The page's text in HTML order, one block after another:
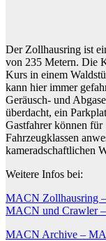
Der Zollhausring ist
von 235 Metern. Die
Kurs in einem
kann hier immer
Geräusch- und
überdacht, ein
Gastfahrer können
Fahrzeugklassen
kameradschaftlichen
Weitere Infos bei:
MACN Zollhausring
MACN und Crawler
MACN Archive –